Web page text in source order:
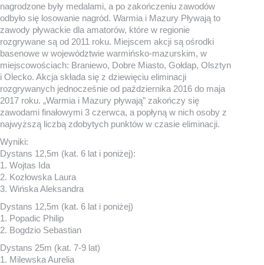
nagrodzone były medalami, a po zakończeniu zawodów
odbyło się losowanie nagród. Warmia i Mazury Pływają to
zawody pływackie dla amatorów, które w regionie
rozgrywane są od 2011 roku. Miejscem akcji są ośrodki
basenowe w województwie warmińsko-mazurskim, w
miejscowościach: Braniewo, Dobre Miasto, Gołdap, Olsztyn
i Olecko. Akcja składa się z dziewięciu eliminacji
rozgrywanych jednocześnie od października 2016 do maja
2017 roku. „Warmia i Mazury pływają” zakończy się
zawodami finałowymi 3 czerwca, a popłyną w nich osoby z
najwyższą liczbą zdobytych punktów w czasie eliminacji.
Wyniki:
Dystans 12,5m (kat. 6 lat i poniżej):
1. Wojtas Ida
2. Kozłowska Laura
3. Wińska Aleksandra
Dystans 12,5m (kat. 6 lat i poniżej)
1. Popadic Philip
2. Bogdzio Sebastian
Dystans 25m (kat. 7-9 lat)
1. Milewska Aurelia